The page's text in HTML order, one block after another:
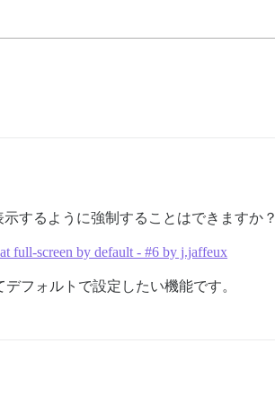
するように強制することはできますか？
full-screen by default - #6 by j.jaffeux
フォルトで設定したい機能です。